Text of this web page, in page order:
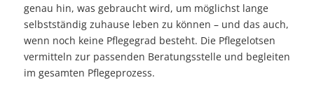
genau hin, was gebraucht wird, um möglichst lange
selbstständig zuhause leben zu können – und das auch,
wenn noch keine Pflegegrad besteht. Die Pflegelotsen
vermitteln zur passenden Beratungsstelle und begleiten
im gesamten Pflegeprozess.